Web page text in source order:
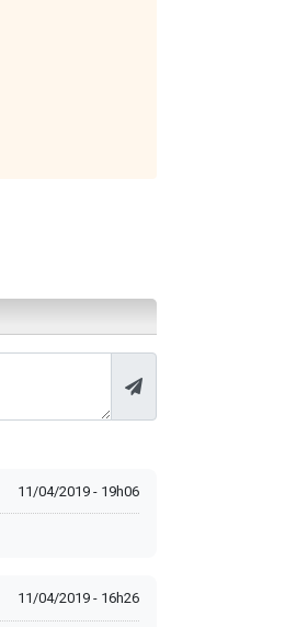
11/04/2019 - 19h06
11/04/2019 - 16h26